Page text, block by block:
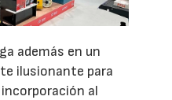
además en un
ilusionante para
al